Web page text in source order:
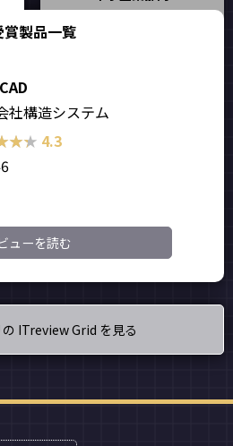
製品一覧
社構造システム
4.3
ューを読む
の ITreview Grid を見る